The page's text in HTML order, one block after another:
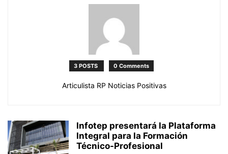
3 POSTS 0 Comments
Articulista RP Noticias Positivas
Infotep presentará la Plataforma
Integral para la Formación
Técnico-Profesional